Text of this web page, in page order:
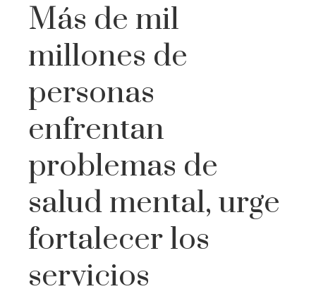
Más de mil
millones de
personas
enfrentan
problemas de
salud mental, urge
fortalecer los
servicios